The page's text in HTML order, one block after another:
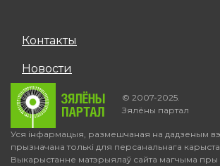
Контакты
Новости
© 2007-2025.
Зялёны партал
Уся інфармацыя, размешчаная на дадзеным
прызначана толькі для персанальнага
Выкарыстанне матэрыялаў сайта магчыма